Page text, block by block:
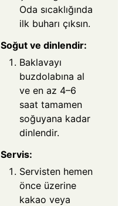
Oda sıcaklığında
ilk buharı çıksın.
Soğut ve dinlendir:
Baklavayı
buzdolabına al
ve en az 4–6
saat tamamen
soğuyana kadar
dinlendir.
Servis:
Servisten hemen
önce üzerine
kakao veya